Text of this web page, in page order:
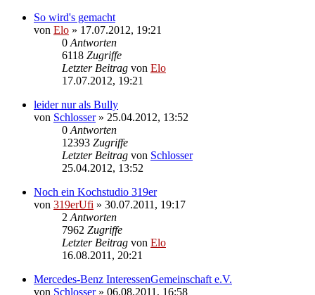
So wird's gemacht
von Elo » 17.07.2012, 19:21
0 Antworten
6118 Zugriffe
Letzter Beitrag von Elo
17.07.2012, 19:21
leider nur als Bully
von Schlosser» 25.04.2012, 13:52
0 Antworten
12393 Zugriffe
Letzter Beitrag von Schlosser
25.04.2012, 13:52
Noch ein Kochstudio 319er
von 319erUfi » 30.07.2011, 19:17
2 Antworten
7962 Zugriffe
Letzter Beitrag von Elo
16.08.2011, 20:21
Mercedes-Benz InteressenGemeinschaft e.V.
von Schlosser» 06.08.2011, 16:58